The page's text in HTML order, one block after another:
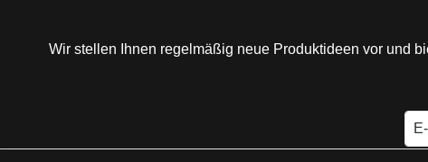
Wir stellen Ihnen regelmäßig neue Produktideen vor und